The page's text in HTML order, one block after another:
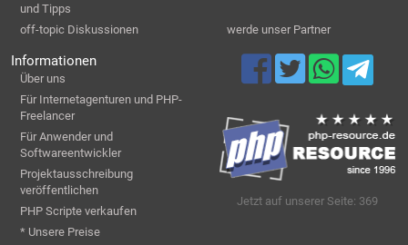
und Tipps
off-topic Diskussionen
werde unser Partner
Informationen
Über uns
Für Internetagenturen und PHP-
Freelancer
Für Anwender und
Softwareentwickler
Projektausschreibung
veröffentlichen
PHP Scripte verkaufen
* Unsere Preise
Jetzt auf unserer Seite: 369